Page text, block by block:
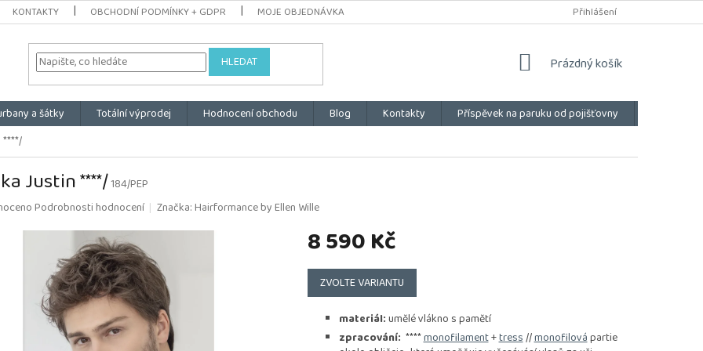
KONTAKTY OBCHODNÍ PODMÍNKY + GDPR MOJE OBJEDNÁVKA Přihlášení
HLEDAT
NÁKUPNÍ
Prázdný košík
a šátky Totální výprodej Hodnocení obchodu Blog Kontakty Příspěvek na paruku od pojišťovny
****/
Justin ****/184/PEP
Podrobnosti hodnocení Značka:Hairformance by Ellen Wille
8 590 Kč
Měrná
cena:
ZVOLTE VARIANTU
materiál:umělé vlákno s pamětí
zpracování: ****monofilament+tress//monofilovápartie